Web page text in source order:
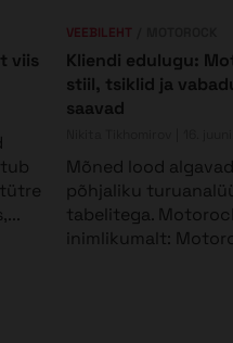
viis
VEEBILEHT
Kliendi edulugu:
stiil, tsiklid ja
saavad
Mõned lood
põhjaliku
tabelitega.
inimlikumalt: